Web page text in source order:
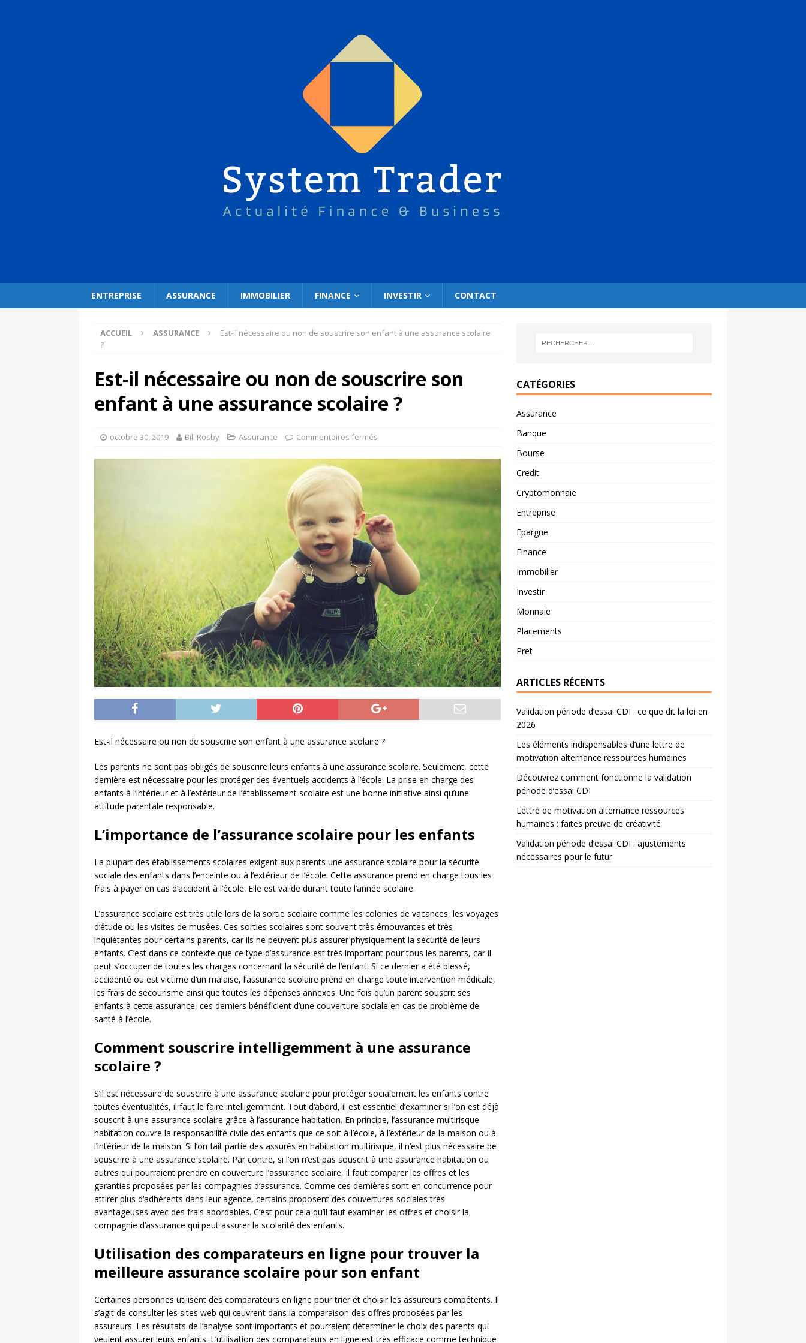
ENTREPRISE ASSURANCE IMMOBILIER FINANCE INVESTIR CONTACT
ACCUEIL ASSURANCE
Est-il nécessaire ou non de souscrire son enfant à une assurance scolaire
?
Est-il nécessaire ou non de souscrire son
enfant à une assurance scolaire ?
octobre 30, 2019 Bill Rosby Assurance Commentaires fermés
Est-il nécessaire ou non de souscrire son enfant à une assurance scolaire ?
Les parents ne sont pas obligés de souscrire leurs enfants à une assurance scolaire. Seulement, cette
dernière est nécessaire pour les protéger des éventuels accidents à l’école. La prise en charge des
enfants à l’intérieur et à l’extérieur de l’établissement scolaire est une bonne initiative ainsi qu’une
attitude parentale responsable.
L’importance de l’assurance scolaire pour les enfants
La plupart des établissements scolaires exigent aux parents une assurance scolaire pour la sécurité
sociale des enfants dans l’enceinte ou à l’extérieur de l’école. Cette assurance prend en charge tous les
frais à payer en cas d’accident à l’école. Elle est valide durant toute l’année scolaire.
L’assurance scolaire est très utile lors de la sortie scolaire comme les colonies de vacances, les voyages
d‘étude ou les visites de musées. Ces sorties scolaires sont souvent très émouvantes et très
inquiétantes pour certains parents, car ils ne peuvent plus assurer physiquement la sécurité de leurs
enfants. C’est dans ce contexte que ce type d’assurance est très important pour tous les parents, car il
peut s’occuper de toutes les charges concernant la sécurité de l’enfant. Si ce dernier a été blessé,
accidenté ou est victime d‘un malaise, l’assurance scolaire prend en charge toute intervention médicale,
les frais de secourisme ainsi que toutes les dépenses annexes. Une fois qu’un parent souscrit ses
enfants à cette assurance, ces derniers bénéficient d’une couverture sociale en cas de problème de
santé à l’école.
Comment souscrire intelligemment à une assurance
scolaire ?
S’il est nécessaire de souscrire à une assurance scolaire pour protéger socialement les enfants contre
toutes éventualités, il faut le faire intelligemment. Tout d‘abord, il est essentiel d‘examiner si l’on est déjà
souscrit à une assurance scolaire grâce à l’assurance habitation. En principe, l’assurance multirisque
habitation couvre la responsabilité civile des enfants que ce soit à l’école, à l’extérieur de la maison ou à
l’intérieur de la maison. Si l’on fait partie des assurés en habitation multirisque, il n’est plus nécessaire de
souscrire à une assurance scolaire. Par contre, si l’on n’est pas souscrit à une assurance habitation ou
autres qui pourraient prendre en couverture l’assurance scolaire, il faut comparer les offres et les
garanties proposées par les compagnies d‘assurance. Comme ces dernières sont en concurrence pour
attirer plus d‘adhérents dans leur agence, certains proposent des couvertures sociales très
avantageuses avec des frais abordables. C’est pour cela qu’il faut examiner les offres et choisir la
compagnie d’assurance qui peut assurer la scolarité des enfants.
Utilisation des comparateurs en ligne pour trouver la
meilleure assurance scolaire pour son enfant
Certaines personnes utilisent des comparateurs en ligne pour trier et choisir les assureurs compétents. Il
s’agit de consulter les sites web qui œuvrent dans la comparaison des offres proposées par les
assureurs. Les résultats de l’analyse sont importants et pourraient déterminer le choix des parents qui
veulent assurer leurs enfants. L’utilisation des comparateurs en ligne est très efficace comme technique
CATÉGORIES
Assurance
Banque
Bourse
Credit
Cryptomonnaie
Entreprise
Epargne
Finance
Immobilier
Investir
Monnaie
Placements
Pret
ARTICLES RÉCENTS
Validation période d’essai CDI : ce que dit la loi en
2026
Les éléments indispensables d’une lettre de
motivation alternance ressources humaines
Découvrez comment fonctionne la validation
période d’essai CDI
Lettre de motivation alternance ressources
humaines : faites preuve de créativité
Validation période d’essai CDI : ajustements
nécessaires pour le futur